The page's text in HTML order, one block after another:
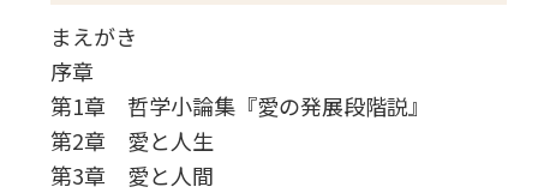
まえがき
序章
第1章 哲学小論集『愛の発展段階説』
第2章 愛と人生
第3章 愛と人間